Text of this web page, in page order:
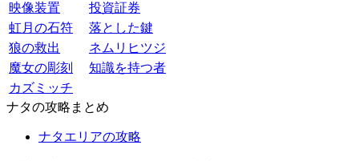
映像装置
投資証券
虹月の石符
落とした鍵
狼の救出
ネムリヒツジ
魔女の彫刻
知識を持つ者
カズミッチ
ナタの攻略まとめ
ナタエリアの攻略